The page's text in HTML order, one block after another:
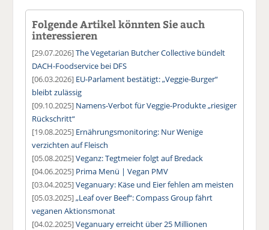
Folgende Artikel könnten Sie auch
interessieren
[29.07.2026]The Vegetarian Butcher Collective bündelt
DACH-Foodservice bei DFS
[06.03.2026] EU-Parlament bestätigt: „Veggie-Burger“
bleibt zulässig
[09.10.2025] Namens-Verbot für Veggie-Produkte „riesiger
Rückschritt“
[19.08.2025] Ernährungsmonitoring: Nur Wenige
verzichten auf Fleisch
[05.08.2025]Veganz: Tegtmeier folgt auf Bredack
[04.06.2025] Prima Menü | Vegan PMV
[03.04.2025]Veganuary: Käse und Eier fehlen am meisten
[05.03.2025]„Leaf over Beef“: Compass Group fährt
veganen Aktionsmonat
[04.02.2025]Veganuary erreicht über 25 Millionen